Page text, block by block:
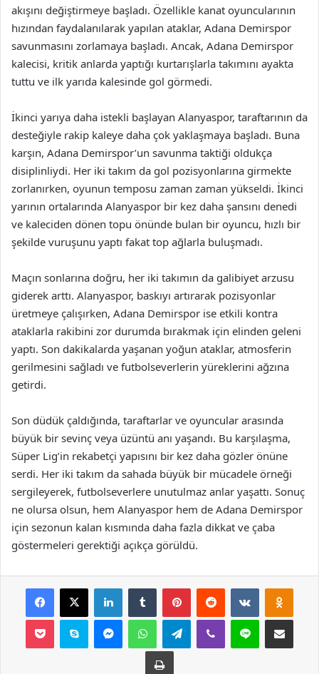
akışını değiştirmeye başladı. Özellikle kanat oyuncularının
hızından faydalanılarak yapılan ataklar, Adana Demirspor
savunmasını zorlamaya başladı. Ancak, Adana Demirspor
kalecisi, kritik anlarda yaptığı kurtarışlarla takımını ayakta
tuttu ve ilk yarıda kalesinde gol görmedi.
İkinci yarıya daha istekli başlayan Alanyaspor, taraftarının da
desteğiyle rakip kaleye daha çok yaklaşmaya başladı. Buna
karşın, Adana Demirspor’un savunma taktiği oldukça
disiplinliydi. Her iki takım da gol pozisyonlarına girmekte
zorlanırken, oyunun temposu zaman zaman yükseldi. İkinci
yarının ortalarında Alanyaspor bir kez daha şansını denedi
ve kaleciden dönen topu önünde bulan bir oyuncu, hızlı bir
şekilde vuruşunu yaptı fakat top ağlarla buluşmadı.
Maçın sonlarına doğru, her iki takımın da galibiyet arzusu
giderek arttı. Alanyaspor, baskıyı artırarak pozisyonlar
üretmeye çalışırken, Adana Demirspor ise etkili kontra
ataklarla rakibini zor durumda bırakmak için elinden geleni
yaptı. Son dakikalarda yaşanan yoğun ataklar, atmosferin
gerilmesini sağladı ve futbolseverlerin yüreklerini ağzına
getirdi.
Son düdük çaldığında, taraftarlar ve oyuncular arasında
büyük bir sevinç veya üzüntü anı yaşandı. Bu karşılaşma,
Süper Lig’in rekabetçi yapısını bir kez daha gözler önüne
serdi. Her iki takım da sahada büyük bir mücadele örneği
sergileyerek, futbolseverlere unutulmaz anlar yaşattı. Sonuç
ne olursa olsun, hem Alanyaspor hem de Adana Demirspor
için sezonun kalan kısmında daha fazla dikkat ve çaba
göstermeleri gerektiği açıkça görüldü.
Facebook
X LinkedInTumblr PinterestReddit VKontakte
Pocket Skype MessengerWhatsAppTelegramViber Line E-Posta ile
Yazdır